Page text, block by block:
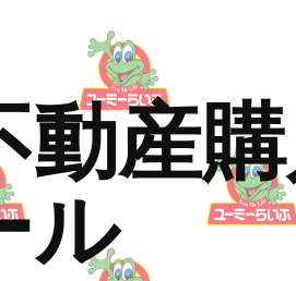
to main content
動産
ル